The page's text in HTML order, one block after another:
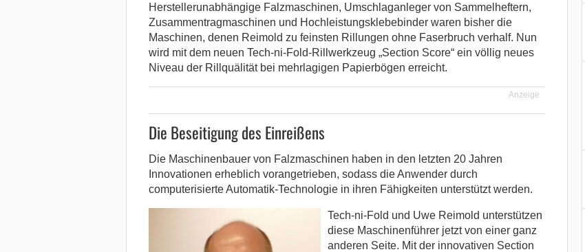
Herstellerunabhängige Falzmaschinen, Umschlaganleger von Sammelheftern,
Zusammentragmaschinen und Hochleistungsklebebinder waren bisher die
Maschinen, denen Reimold zu feinsten Rillungen ohne Faserbruch verhalf. Nun
wird mit dem neuen Tech-ni-Fold-Rillwerkzeug „Section Score“ ein völlig neues
Niveau der Rillquälität bei mehrlagigen Papierbögen erreicht.
Anzeige
Die Beseitigung des Einreißens
Die Maschinenbauer von Falzmaschinen haben in den letzten 20 Jahren
Innovationen erheblich vorangetrieben, sodass die Anwender durch
computerisierte Automatik-Technologie in ihren Fähigkeiten unterstützt werden.
Tech-ni-Fold und Uwe Reimold unterstützen
diese Maschinenführer jetzt von einer ganz
anderen Seite. Mit der innovativen Section